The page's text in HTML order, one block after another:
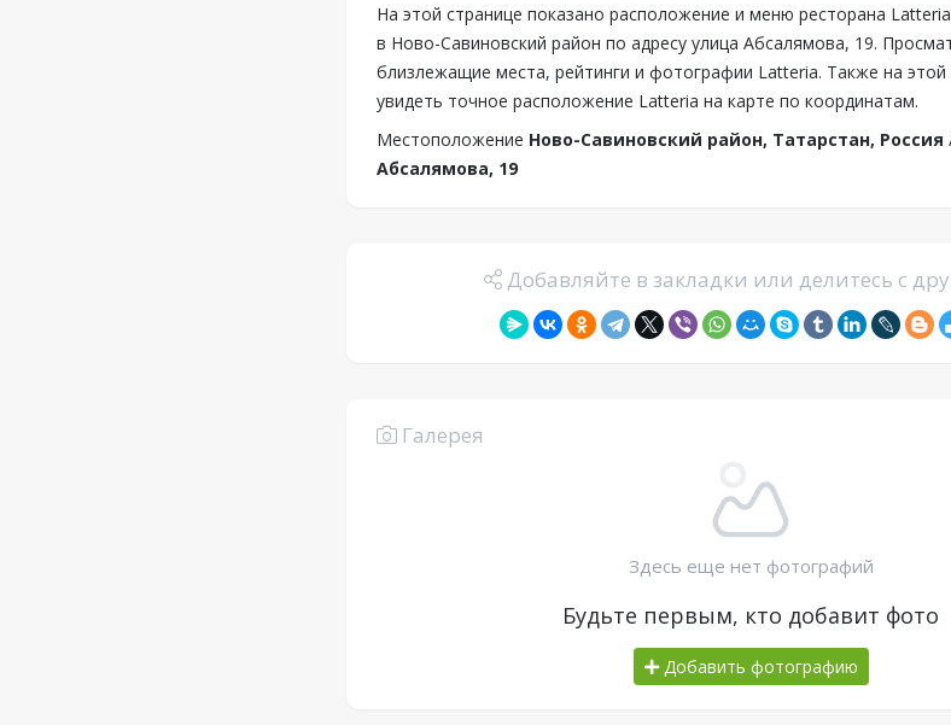
На этой странице показано расположение и меню ресторана
в Ново-Савиновский район по адресу улица Абсалямова, 19.
близлежащие места, рейтинги и фотографии Latteria. Также на
увидеть точное расположение Latteria на карте по координатам.
Местоположение Ново-Савиновский район, Татарстан, Россия
Абсалямова, 19
Добавляйте в закладки или делитесь с
Галерея
Здесь еще нет фотографий
Будьте первым, кто добавит фото
Добавить фотографию